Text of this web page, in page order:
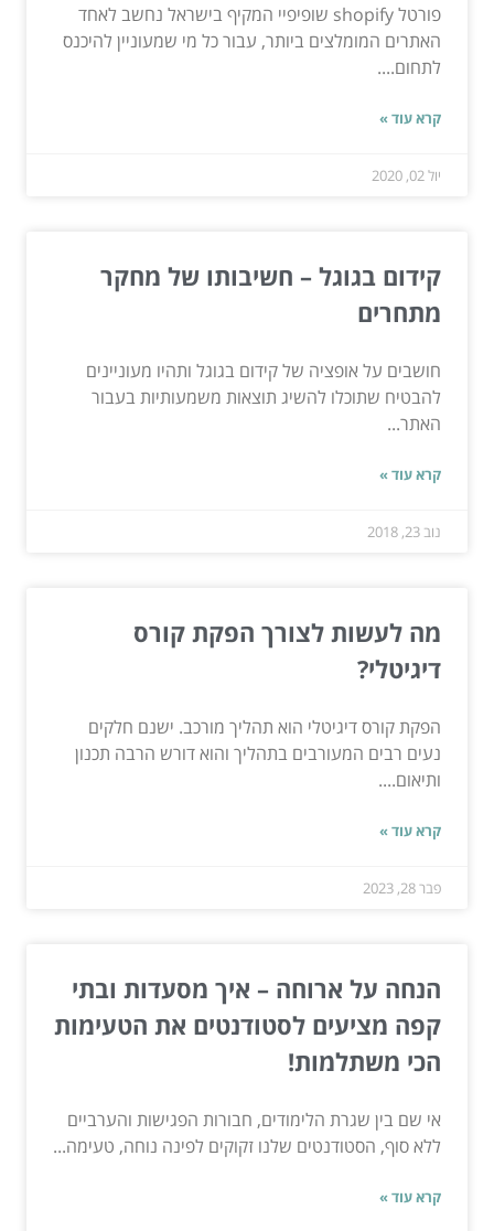
פורטל shopify שופיפיי המקיף בישראל נחשב לאחד
האתרים המומלצים ביותר, עבור כל מי שמעוניין להיכנס
לתחום....
קרא עוד »
יול 02, 2020
קידום בגוגל – חשיבותו של מחקר
מתחרים
חושבים על אופציה של קידום בגוגל ותהיו מעוניינים
להבטיח שתוכלו להשיג תוצאות משמעותיות בעבור
האתר...
קרא עוד »
נוב 23, 2018
מה לעשות לצורך הפקת קורס
דיגיטלי?
הפקת קורס דיגיטלי הוא תהליך מורכב. ישנם חלקים
נעים רבים המעורבים בתהליך והוא דורש הרבה תכנון
ותיאום....
קרא עוד »
פבר 28, 2023
הנחה על ארוחה – איך מסעדות ובתי
קפה מציעים לסטודנטים את הטעימות
הכי משתלמות!
אי שם בין שגרת הלימודים, חבורות הפגישות והערביים
ללא סוף, הסטודנטים שלנו זקוקים לפינה נוחה, טעימה...
קרא עוד »